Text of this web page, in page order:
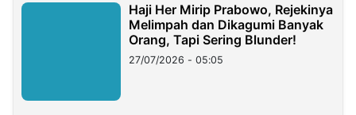
Haji Her Mirip Prabowo, Rejekinya
Melimpah dan Dikagumi Banyak
Orang, Tapi Sering Blunder!
27/07/2026 - 05:05